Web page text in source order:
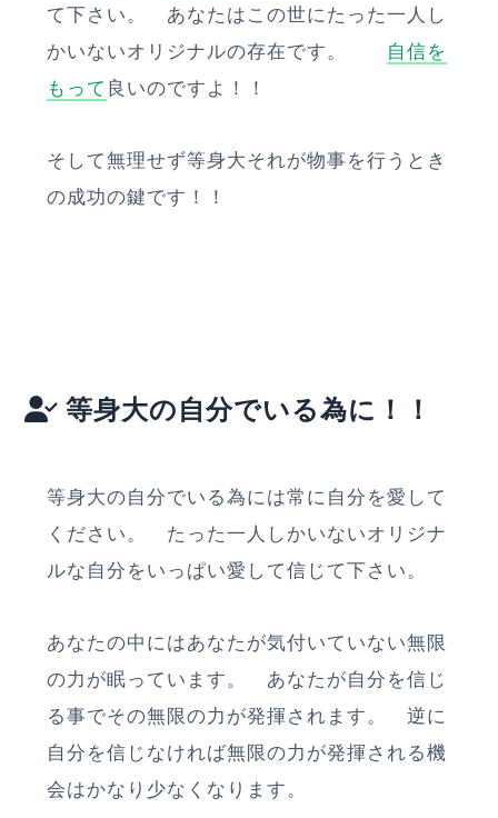
て下さい。 あなたはこの世にたった一人し
かいないオリジナルの存在です。
自信を
もって 良いのですよ！！
そして無理せず等身大それが物事を行うとき
の成功の鍵です！！
等身大の自分でいる為に！！
等身大の自分でいる為には常に自分を愛して
ください。 たった一人しかいないオリジナ
ルな自分をいっぱい愛して信じて下さい。
あなたの中にはあなたが気付いていない無限
の力が眠っています。 あなたが自分を信じ
る事でその無限の力が発揮されます。 逆に
自分を信じなければ無限の力が発揮される機
会はかなり少なくなります。